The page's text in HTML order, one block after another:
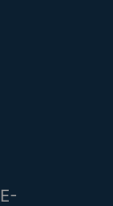
E-